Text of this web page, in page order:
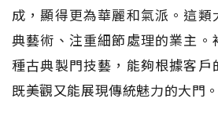
成，顯得更為華麗和氣派。這類
典藝術、注重細節處理的業主。
種古典製門技藝，能夠根據客戶
既美觀又能展現傳統魅力的大門。